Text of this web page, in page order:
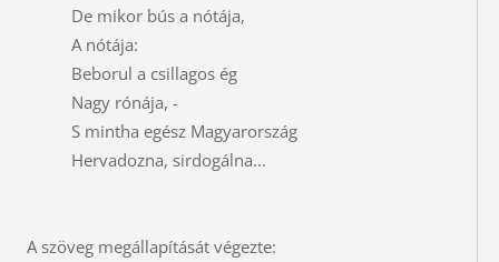
De mikor bús a nótája,
A nótája:
Beborul a csillagos ég
Nagy rónája, -
S mintha egész Magyarország
Hervadozna, sirdogálna...
A szöveg megállapítását végezte: